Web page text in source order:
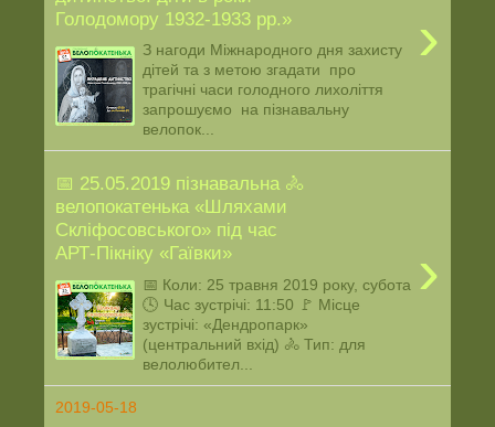
Голодомору 1932-1933 рр.»
›
З нагоди Міжнародного дня захисту
дітей та з метою згадати про
трагічні часи голодного лихоліття
запрошуємо на пізнавальну
велопок...
📅 25.05.2019 пізнавальна 🚴
велопокатенька «Шляхами
Скліфосовського» під час
АРТ-Пікніку «Гаївки»
›
📅 Коли: 25 травня 2019 року, субота
🕓 Час зустрічі: 11:50 🚩 Місце
зустрічі: «Дендропарк»
(центральний вхід) 🚴 Тип: для
велолюбител...
2019-05-18